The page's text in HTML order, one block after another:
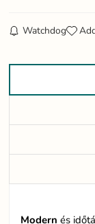
Watchdog
Modern és